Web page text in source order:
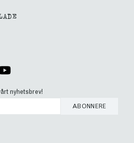
nyhetsbrev!
ABONNERE